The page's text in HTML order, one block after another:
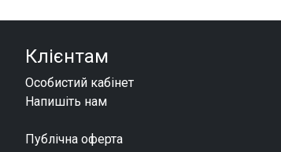
Клієнтам
Особистий кабінет
Напишіть нам
Публічна оферта